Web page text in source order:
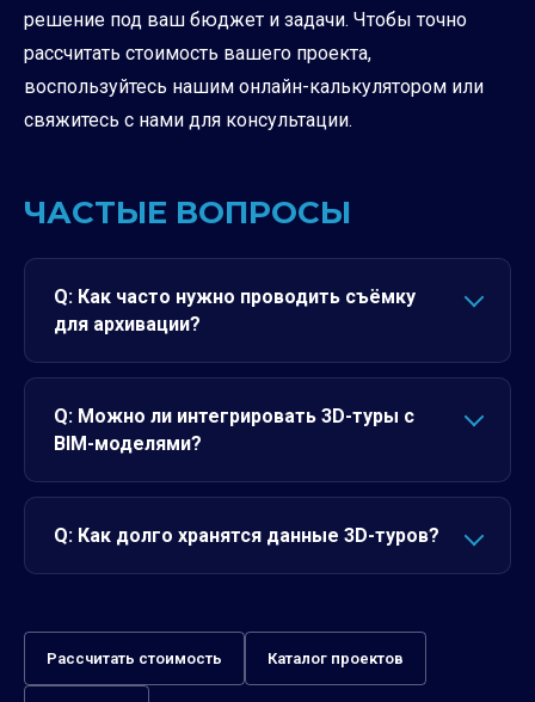
решение под ваш бюджет и задачи. Чтобы точно
рассчитать стоимость вашего проекта,
воспользуйтесь нашим онлайн-калькулятором или
свяжитесь с нами для консультации.
ЧАСТЫЕ ВОПРОСЫ
Q: Как часто нужно проводить съёмку
для архивации?
Q: Можно ли интегрировать 3D-туры с
BIM-моделями?
Q: Как долго хранятся данные 3D-туров?
Рассчитать стоимость Каталог проектов